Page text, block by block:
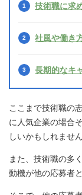
技術職に求
社風や働き
長期的なキ
ここまで技術職の
に人気企業の場合
しいかもしれません
また、技術職の多
動機が他の応募者